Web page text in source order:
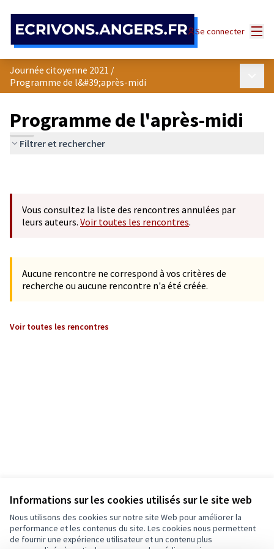
Informations sur les cookies utilisés sur le site web
Nous utilisons des cookies sur notre site Web pour améliorer la
performance et les contenus du site. Les cookies nous permettent
de fournir une expérience utilisateur et un contenu plus
Se connecter
Journée citoyenne 2021 /
Programme de l&#39;après-midi
Programme de l'après-midi
Filtrer et rechercher
Vous consultez la liste des rencontres annulées par
leurs auteurs. Voir toutes les rencontres.
Aucune rencontre ne correspond à vos critères de
recherche ou aucune rencontre n'a été créée.
Voir toutes les rencontres